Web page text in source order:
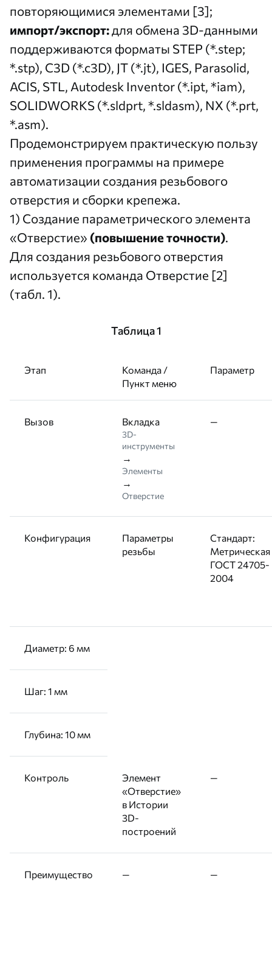
повторяющимися элементами [3];
импорт/экспорт: для обмена 3D-данными
поддерживаются форматы STEP (*.step;
*.stp), C3D (*.c3D), JT (*.jt), IGES, Parasolid,
ACIS, STL, Autodesk Inventor (*.ipt, *iam),
SOLIDWORKS (*.sldprt, *.sldasm), NX (*.prt,
*.asm).
Продемонстрируем практическую пользу
применения программы на примере
автоматизации создания резьбового
отверстия и сборки крепежа.
1) Создание параметрического элемента
«Отверстие» (повышение точности).
Для создания резьбового отверстия
используется команда Отверстие [2]
(табл. 1).
Таблица 1
Этап
Команда /
Пункт меню
Параметр
Вызов Вкладка
3D-
инструменты
→
Элементы
→
Отверстие
—
Конфигурация
Параметры
резьбы
Стандарт:
Метрическая
ГОСТ 24705-
2004
Диаметр: 6 мм
Шаг: 1 мм
Глубина: 10 мм
Контроль
Элемент
«Отверстие»
в Истории
3D-
построений
—
Преимущество — —